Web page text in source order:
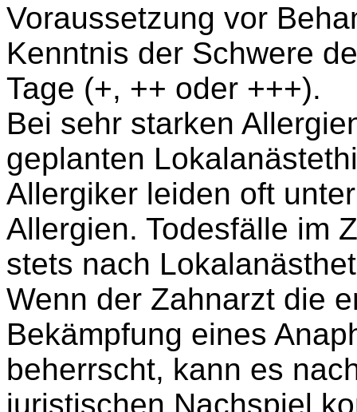
Voraussetzung vor
Kenntnis der Schwere
Tage (+, ++ oder +++).
Bei sehr starken
geplanten
Allergiker leiden oft
Allergien. Todesfälle im
stets nach
Wenn der Zahnarzt die
Bekämpfung eines
beherrscht, kann es
juristischen Nachspiel